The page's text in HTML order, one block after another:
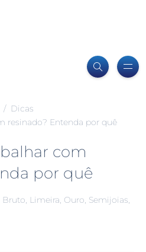
Dicas
resinado? Entenda por quê
com
por quê
Bruto, Limeira, Ouro, Semijoias,